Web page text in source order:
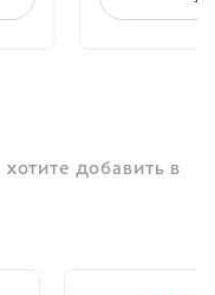
добавить в